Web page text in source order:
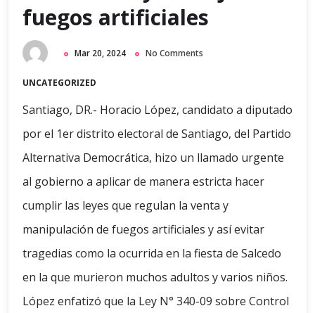
fuegos artificiales
Mar 20, 2024 No Comments
UNCATEGORIZED
Santiago, DR.- Horacio López, candidato a diputado
por el 1er distrito electoral de Santiago, del Partido
Alternativa Democrática, hizo un llamado urgente
al gobierno a aplicar de manera estricta hacer
cumplir las leyes que regulan la venta y
manipulación de fuegos artificiales y así evitar
tragedias como la ocurrida en la fiesta de Salcedo
en la que murieron muchos adultos y varios niños.
López enfatizó que la Ley N° 340-09 sobre Control